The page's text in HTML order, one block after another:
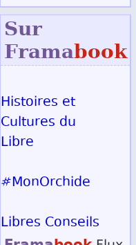
Sur
Framabook
Histoires et
Cultures du
Libre
#MonOrchide
Libres Conseils